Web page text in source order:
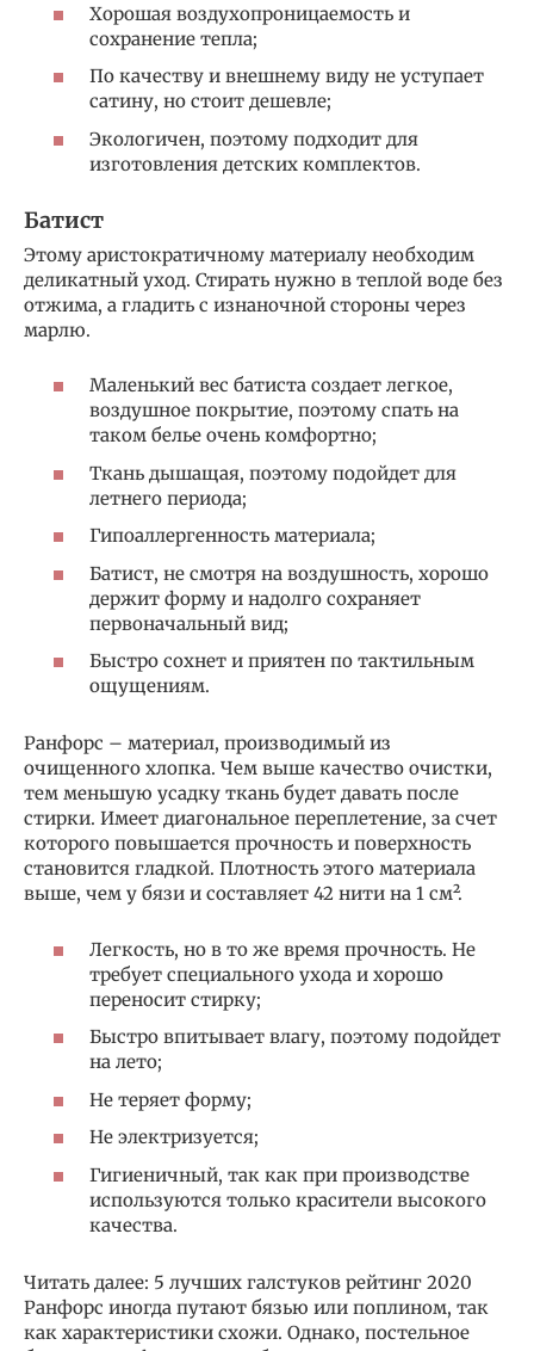
Хорошая воздухопроницаемость и
сохранение тепла;
По качеству и внешнему виду не уступает
сатину, но стоит дешевле;
Экологичен, поэтому подходит для
изготовления детских комплектов.
Батист
Этому аристократичному материалу необходим
деликатный уход. Стирать нужно в теплой воде без
отжима, а гладить с изнаночной стороны через
марлю.
Маленький вес батиста создает легкое,
воздушное покрытие, поэтому спать на
таком белье очень комфортно;
Ткань дышащая, поэтому подойдет для
летнего периода;
Гипоаллергенность материала;
Батист, не смотря на воздушность, хорошо
держит форму и надолго сохраняет
первоначальный вид;
Быстро сохнет и приятен по тактильным
ощущениям.
Ранфорс – материал, производимый из
очищенного хлопка. Чем выше качество очистки,
тем меньшую усадку ткань будет давать после
стирки. Имеет диагональное переплетение, за счет
которого повышается прочность и поверхность
становится гладкой. Плотность этого материала
выше, чем у бязи и составляет 42 нити на 1 см².
Легкость, но в то же время прочность. Не
требует специального ухода и хорошо
переносит стирку;
Быстро впитывает влагу, поэтому подойдет
на лето;
Не теряет форму;
Не электризуется;
Гигиеничный, так как при производстве
используются только красители высокого
качества.
Читать далее: 5 лучших галстуков рейтинг 2020
Ранфорс иногда путают бязью или поплином, так
как характеристики схожи. Однако, постельное